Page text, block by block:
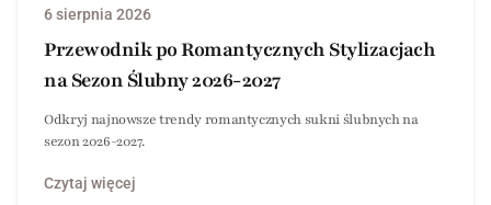
6 sierpnia 2026
Przewodnik po Romantycznych Stylizacjach
na Sezon Ślubny 2026-2027
Odkryj najnowsze trendy romantycznych sukni ślubnych na
sezon 2026-2027.
Czytaj więcej